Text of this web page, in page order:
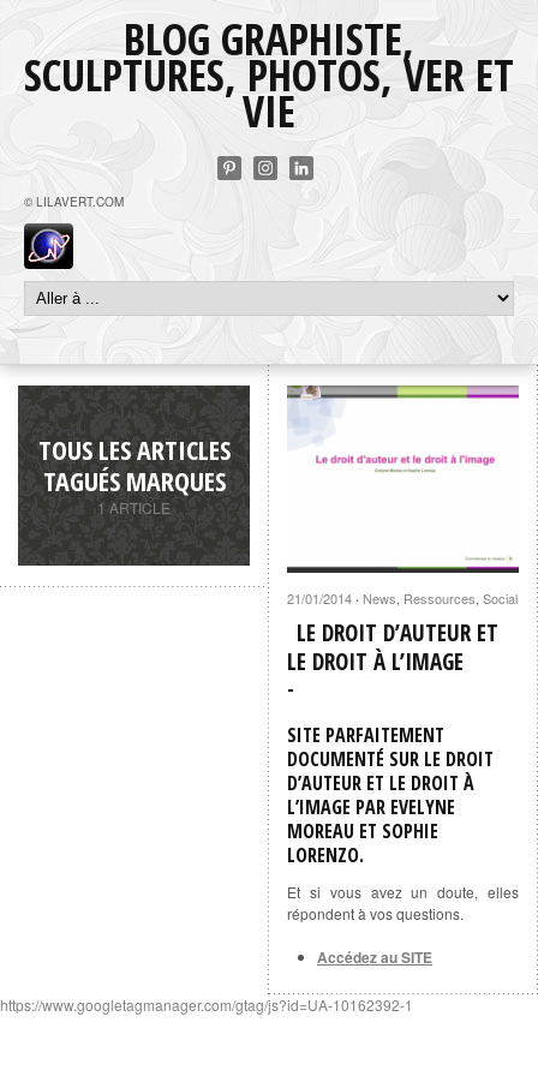
BLOG GRAPHISTE,
SCULPTURES, PHOTOS, VER ET
VIE
© LILAVERT.COM
TOUS LES ARTICLES
TAGUÉS MARQUES
1 ARTICLE
21/01/2014 · News, Ressources, Social
LE DROIT D’AUTEUR ET
LE DROIT À L’IMAGE
SITE PARFAITEMENT
DOCUMENTÉ SUR LE DROIT
D’AUTEUR ET LE DROIT À
L’IMAGE PAR EVELYNE
MOREAU ET SOPHIE
LORENZO.
Et si vous avez un doute, elles
répondent à vos questions.
Accédez au SITE
https://www.googletagmanager.com/gtag/js?id=UA-10162392-1